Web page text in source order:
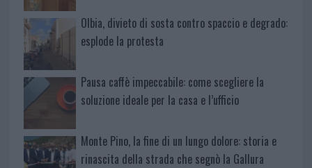
Olbia, divieto di sosta contro spaccio e degrado:
esplode la protesta
Pausa caffè impeccabile: come scegliere la
soluzione ideale per la casa e l’ufficio
Monte Pino, la fine di un lungo dolore: storia e
rinascita della strada che segnò la Gallura